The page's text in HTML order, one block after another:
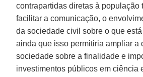
contrapartidas diretas à população
facilitar a comunicação, o
da sociedade civil sobre o que
ainda que isso permitiria ampliar a
sociedade sobre a finalidade e
investimentos públicos em ciência